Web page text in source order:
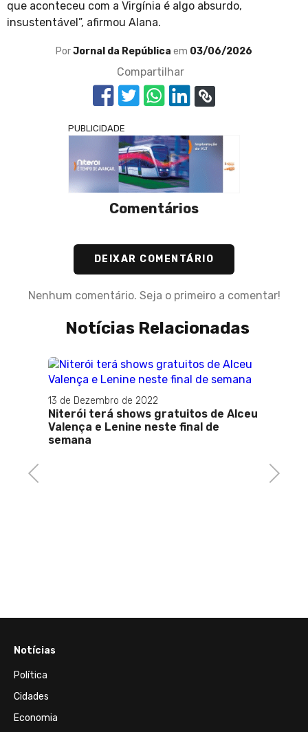
que aconteceu com a Virgínia é algo absurdo,
insustentável”, afirmou Alana.
PorJornal da República em 03/06/2026
Compartilhar
PUBLICIDADE
Comentários
DEIXAR COMENTÁRIO
Nenhum comentário. Seja o primeiro a comentar!
Notícias Relacionadas
Previous
13 de Dezembro de 2022
Niterói terá shows gratuitos de Alceu
Valença e Lenine neste final de
semana
Next
Notícias
Política
Cidades
Economia